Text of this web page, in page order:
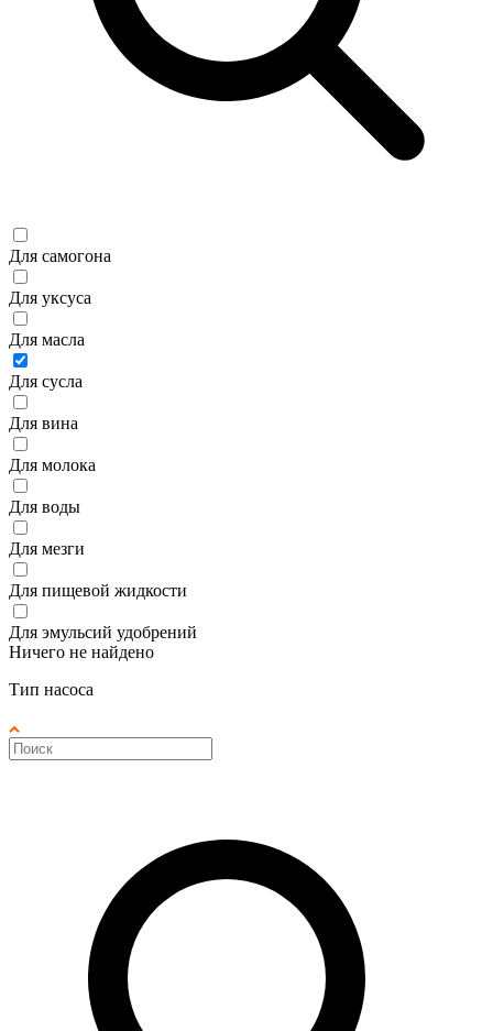
Для самогона
Для уксуса
Для масла
Для сусла
Для вина
Для молока
Для воды
Для мезги
Для пищевой жидкости
Для эмульсий удобрений
Ничего не найдено
Тип насоса